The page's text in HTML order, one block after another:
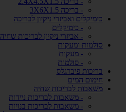
- בריכה 3X6X1.5
כימיקלים ואביזרי ניקיון לבריכה
- כימיקלים
- אביזרי ניקיון לבריכות שחיה
סולמות ומעקות
- מעקות
- סולמות
בריכות פיברגלס
חימום המים
משאבות לבריכות שחיה
- משאבות לבריכות ניידות
- משאבות לבריכות בנויות